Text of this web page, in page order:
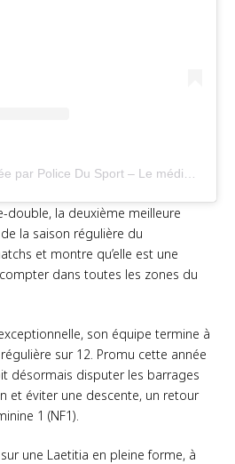
double, la deuxième meilleure
la saison régulière du
et montre qu’elle est une
dans toutes les zones du
son équipe termine à
sur 12. Promu cette année
désormais disputer les barrages
et éviter une descente, un retour
1 (NF1).
une Laetitia en pleine forme, à